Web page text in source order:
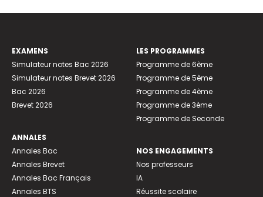
EXAMENS
Simulateur notes Bac 2026
Simulateur notes Brevet 2026
Bac 2026
Brevet 2026
ANNALES
Annales Bac
Annales Brevet
Annales Bac Français
Annales BTS
LES PROGRAMMES
Programme de 6ème
Programme de 5ème
Programme de 4ème
Programme de 3ème
Programme de Seconde
NOS ENGAGEMENTS
Nos professeurs
IA
Réussite scolaire